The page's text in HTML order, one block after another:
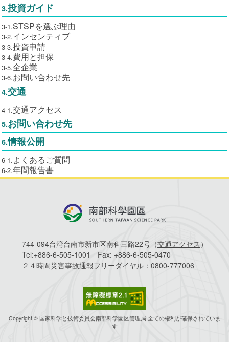
3.投資ガイド
3-1.STSPを選ぶ理由
3-2.インセンティブ
3-3.投資申請
3-4.費用と担保
3-5.全企業
3-6.お問い合わせ先
4.交通
4-1.交通アクセス
5.お問い合わせ先
6.情報公開
6-1.よくあるご質問
6-2.年間報告書
744-094台湾台南市新市区南科三路22号（交通アクセス ）
Tel:+886-6-505-1001 Fax: +886-6-505-0470
２４時間災害事故通報フリーダイヤル： 0800-777006
Copyright © 国家科学と技術委員会南部科学園区管理局 全ての權利が確保されていま
す